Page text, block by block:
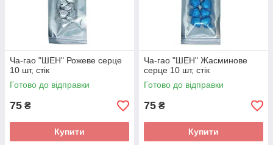
Ча-гао "ШЕН" Рожеве серце
10 шт, стік
Готово до відправки
75 ₴
Купити
Ча-гао "ШЕН" Жасминове
серце 10 шт, стік
Готово до відправки
75 ₴
Купити